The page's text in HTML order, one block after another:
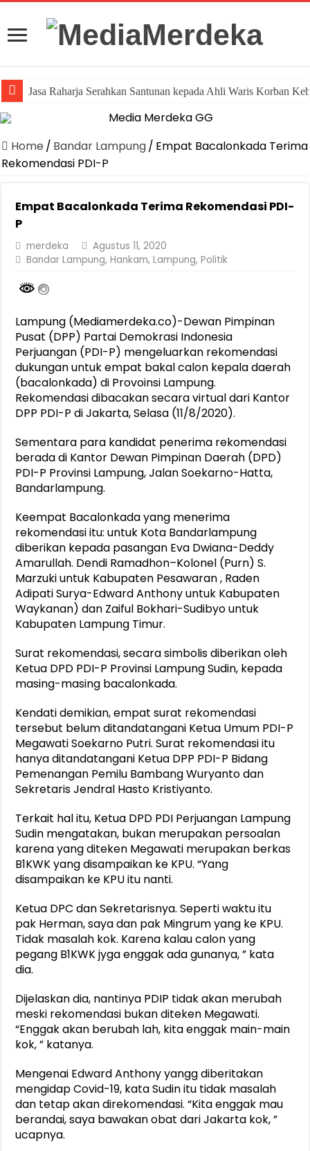
Jasa Raharja Serahkan Santunan kepada Ahli Waris Korban
Home / Bandar Lampung/ Empat Bacalonkada Terima
Rekomendasi PDI-P
Empat Bacalonkada Terima Rekomendasi PDI-
P
merdeka
Agustus 11, 2020
Bandar Lampung,Hankam,Lampung,Politik
Lampung (Mediamerdeka.co)-Dewan Pimpinan
Pusat (DPP) Partai Demokrasi Indonesia
Perjuangan (PDI-P) mengeluarkan rekomendasi
dukungan untuk empat bakal calon kepala daerah
(bacalonkada) di Provoinsi Lampung.
Rekomendasi dibacakan secara virtual dari Kantor
DPP PDI-P di Jakarta, Selasa (11/8/2020).
Sementara para kandidat penerima rekomendasi
berada di Kantor Dewan Pimpinan Daerah (DPD)
PDI-P Provinsi Lampung, Jalan Soekarno-Hatta,
Bandarlampung.
Keempat Bacalonkada yang menerima
rekomendasi itu: untuk Kota Bandarlampung
diberikan kepada pasangan Eva Dwiana-Deddy
Amarullah. Dendi Ramadhon–Kolonel (Purn) S.
Marzuki untuk Kabupaten Pesawaran , Raden
Adipati Surya-Edward Anthony untuk Kabupaten
Waykanan) dan Zaiful Bokhari-Sudibyo untuk
Kabupaten Lampung Timur.
Surat rekomendasi, secara simbolis diberikan oleh
Ketua DPD PDI-P Provinsi Lampung Sudin, kepada
masing-masing bacalonkada.
Kendati demikian, empat surat rekomendasi
tersebut belum ditandatangani Ketua Umum PDI-P
Megawati Soekarno Putri. Surat rekomendasi itu
hanya ditandatangani Ketua DPP PDI-P Bidang
Pemenangan Pemilu Bambang Wuryanto dan
Sekretaris Jendral Hasto Kristiyanto.
Terkait hal itu, Ketua DPD PDI Perjuangan Lampung
Sudin mengatakan, bukan merupakan persoalan
karena yang diteken Megawati merupakan berkas
B1KWK yang disampaikan ke KPU. “Yang
disampaikan ke KPU itu nanti.
Ketua DPC dan Sekretarisnya. Seperti waktu itu
pak Herman, saya dan pak Mingrum yang ke KPU.
Tidak masalah kok. Karena kalau calon yang
pegang B1KWK jyga enggak ada gunanya, ” kata
dia.
Dijelaskan dia, nantinya PDIP tidak akan merubah
meski rekomendasi bukan diteken Megawati.
“Enggak akan berubah lah, kita enggak main-main
kok, ” katanya.
Mengenai Edward Anthony yangg diberitakan
mengidap Covid-19, kata Sudin itu tidak masalah
dan tetap akan direkomendasi. “Kita enggak mau
berandai, saya bawakan obat dari Jakarta kok, ”
ucapnya.